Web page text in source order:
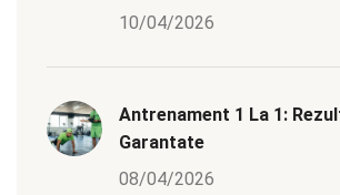
10/04/2026
Antrenament 1 La 1:
Garantate
08/04/2026